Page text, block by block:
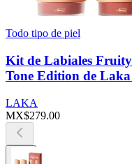
Todo tipo de piel
Kit de Labiales
Tone Edition de Laka
LAKA
MX$279.00